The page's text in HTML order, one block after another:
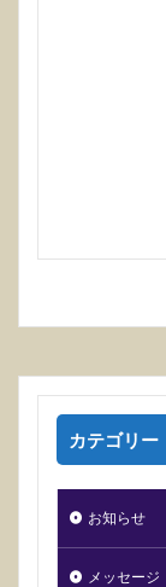
カテゴリー
お知らせ
メッセージ